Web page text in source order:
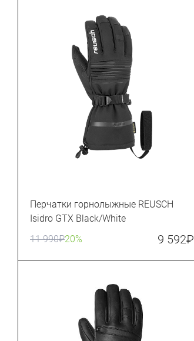
Перчатки горнолыжные REUSCH
Isidro GTX Black/White
11 990₽20% 9 592₽